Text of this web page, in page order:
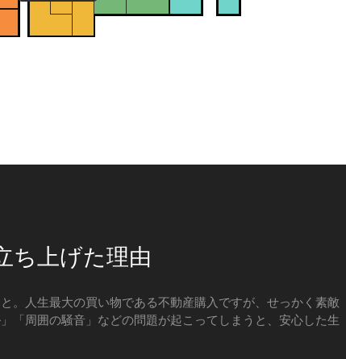
ち上げた理由
。人生最大の買い物である不動産購入ですが、せっかく素敵
「周囲の騒音」などの問題が起こってしまうと、安心した生